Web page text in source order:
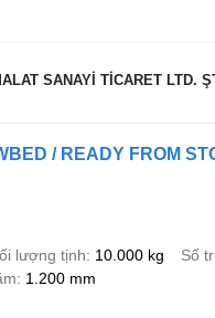
SANAYİ TİCARET LTD.
/ READY FROM
lượng tịnh 10.000 kg Số
1.200 mm